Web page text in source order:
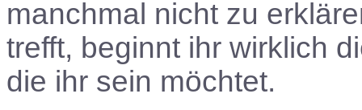
manchmal nicht zu
trefft, beginnt ihr wirklich
die ihr sein möchtet.